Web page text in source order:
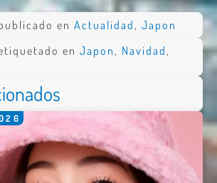
en Actualidad , Japon
en Japon, Navidad,